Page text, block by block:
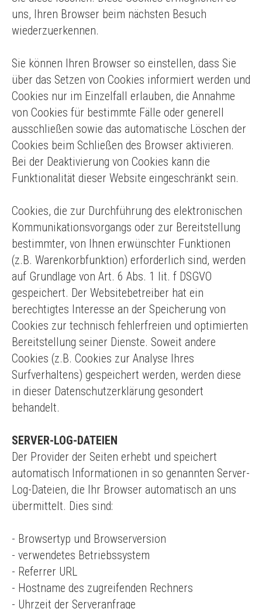
uns, Ihren Browser beim nächsten Besuch
wiederzuerkennen.
Sie können Ihren Browser so einstellen, dass Sie
über das Setzen von Cookies informiert werden und
Cookies nur im Einzelfall erlauben, die Annahme
von Cookies für bestimmte Fälle oder generell
ausschließen sowie das automatische Löschen der
Cookies beim Schließen des Browser aktivieren.
Bei der Deaktivierung von Cookies kann die
Funktionalität dieser Website eingeschränkt sein.
Cookies, die zur Durchführung des elektronischen
Kommunikationsvorgangs oder zur Bereitstellung
bestimmter, von Ihnen erwünschter Funktionen
(z.B. Warenkorbfunktion) erforderlich sind, werden
auf Grundlage von Art. 6 Abs. 1 lit. f DSGVO
gespeichert. Der Websitebetreiber hat ein
berechtigtes Interesse an der Speicherung von
Cookies zur technisch fehlerfreien und optimierten
Bereitstellung seiner Dienste. Soweit andere
Cookies (z.B. Cookies zur Analyse Ihres
Surfverhaltens) gespeichert werden, werden diese
in dieser Datenschutzerklärung gesondert
behandelt.
SERVER-LOG-DATEIEN
Der Provider der Seiten erhebt und speichert
automatisch Informationen in so genannten Server-
Log-Dateien, die Ihr Browser automatisch an uns
übermittelt. Dies sind:
- Browsertyp und Browserversion
- verwendetes Betriebssystem
- Referrer URL
- Hostname des zugreifenden Rechners
- Uhrzeit der Serveranfrage